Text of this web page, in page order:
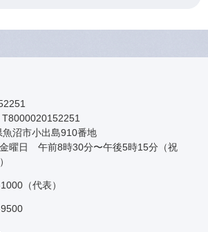
沼市小出島910番地
曜日 午前8時30分〜午後5時15分（祝
（代表）